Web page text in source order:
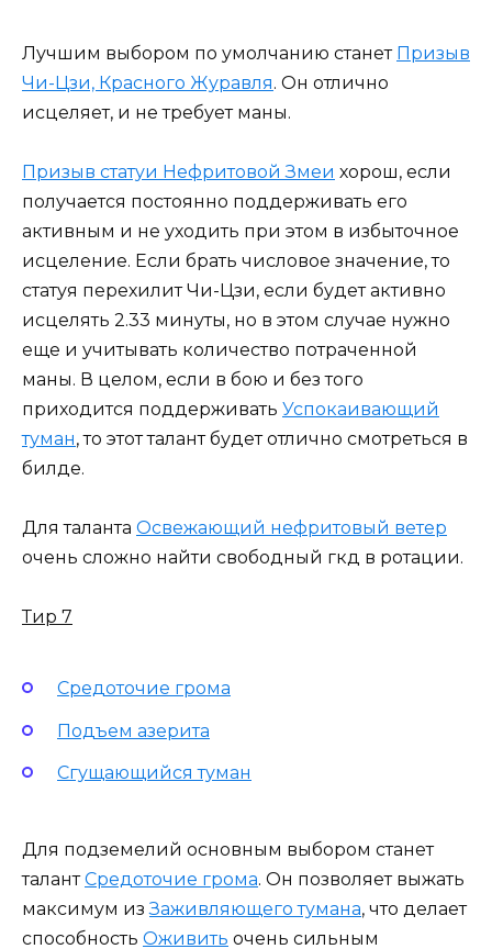
Лучшим выбором по умолчанию станет Призыв
Чи-Цзи, Красного Журавля. Он отлично
исцеляет, и не требует маны.
Призыв статуи Нефритовой Змеи хорош, если
получается постоянно поддерживать его
активным и не уходить при этом в избыточное
исцеление. Если брать числовое значение, то
статуя перехилит Чи-Цзи, если будет активно
исцелять 2.33 минуты, но в этом случае нужно
еще и учитывать количество потраченной
маны. В целом, если в бою и без того
приходится поддерживать Успокаивающий
туман, то этот талант будет отлично смотреться в
билде.
Для таланта Освежающий нефритовый ветер
очень сложно найти свободный гкд в ротации.
Тир 7
Средоточие грома
Подъем азерита
Сгущающийся туман
Для подземелий основным выбором станет
талантСредоточие грома. Он позволяет выжать
максимум изЗаживляющего тумана, что делает
способность Оживить очень сильным